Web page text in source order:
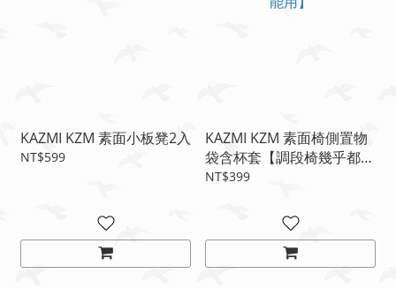
KAZMI KZM 素面小板凳2入
NT$599
KAZMI KZM 素面椅側置物
袋含杯套【調段椅幾乎都能
用】
NT$399